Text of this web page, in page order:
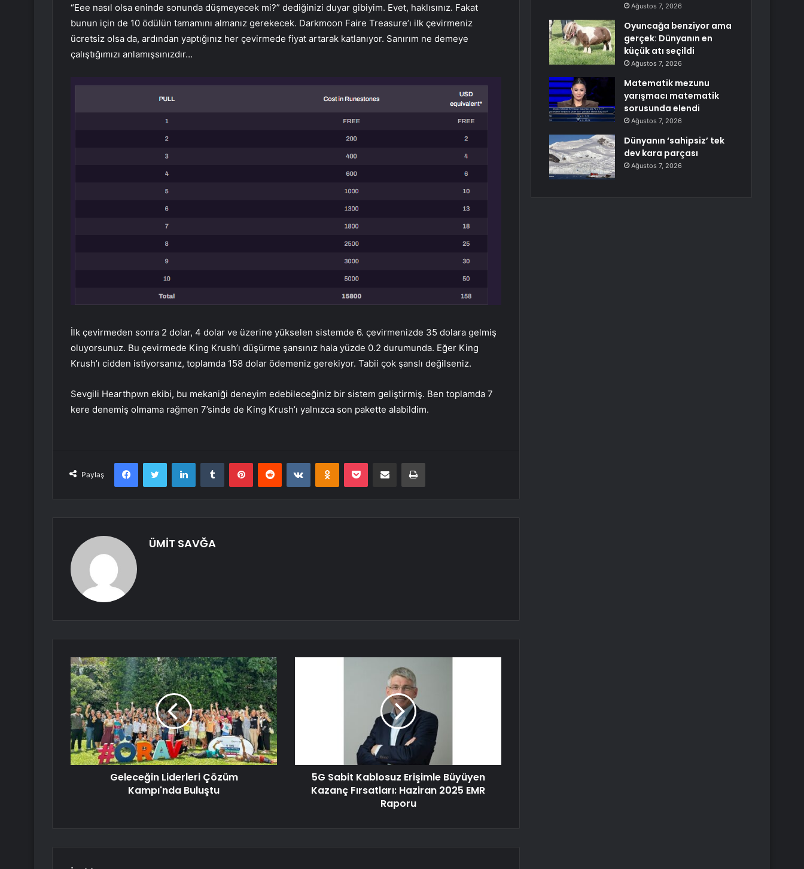
“Eee nasıl olsa eninde sonunda düşmeyecek mi?” dediğinizi duyar gibiyim. Evet, haklısınız. Fakat
bunun için de 10 ödülün tamamını almanız gerekecek. Darkmoon Faire Treasure’ı ilk çevirmeniz
ücretsiz olsa da, ardından yaptığınız her çevirmede fiyat artarak katlanıyor. Sanırım ne demeye
çalıştığımızı anlamışsınızdır…
İlk çevirmeden sonra 2 dolar, 4 dolar ve üzerine yükselen sistemde 6. çevirmenizde 35 dolara gelmiş
oluyorsunuz. Bu çevirmede King Krush’ı düşürme şansınız hala yüzde 0.2 durumunda. Eğer King
Krush’ı cidden istiyorsanız, toplamda 158 dolar ödemeniz gerekiyor. Tabii çok şanslı değilseniz.
Sevgili Hearthpwn ekibi, bu mekaniği deneyim edebileceğiniz bir sistem geliştirmiş. Ben toplamda 7
kere denemiş olmama rağmen 7’sinde de King Krush’ı yalnızca son pakette alabildim.
Paylaş
FacebookTwitter LinkedInTumblr PinterestReddit VKontakteOdnoklassniki
Pocket E-Posta ile paylaş Yazdır
ÜMİT SAVĞA
Geleceğin Liderleri Çözüm
Kampı'nda Buluştu
5G Sabit Kablosuz Erişimle Büyüyen
Kazanç Fırsatları: Haziran 2025 EMR
Raporu
Ağustos 7, 2026
Oyuncağa benziyor ama
gerçek: Dünyanın en
küçük atı seçildi
Ağustos 7, 2026
Matematik mezunu
yarışmacı matematik
sorusunda elendi
Ağustos 7, 2026
Dünyanın ‘sahipsiz’ tek
dev kara parçası
Ağustos 7, 2026